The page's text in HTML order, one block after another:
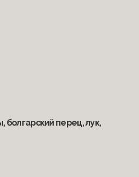
болгарский перец, лук,